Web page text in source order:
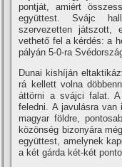
pontját, amiért
együttest. Svájc
szervezetten játszott,
vethető fel a kérdés: a
pályán 5-0-ra
Dunai kishí­ján
rá kellett volna
áttörni a svájci falat.
feledni. A javulásra
magyar földre,
közönség bizonyára
együttest, amelynek
a két gárda két-két